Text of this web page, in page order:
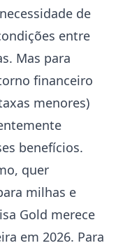
de
entre
Mas para
financeiro
menores)
benefícios.
quer
milhas e
Gold merece
em 2026. Para